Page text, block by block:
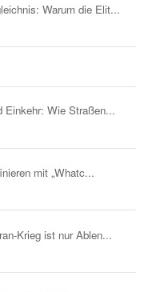
Warum die Elit...
Einkehr: Wie Straßen...
mit „Whatc...
Krieg ist nur Ablen...